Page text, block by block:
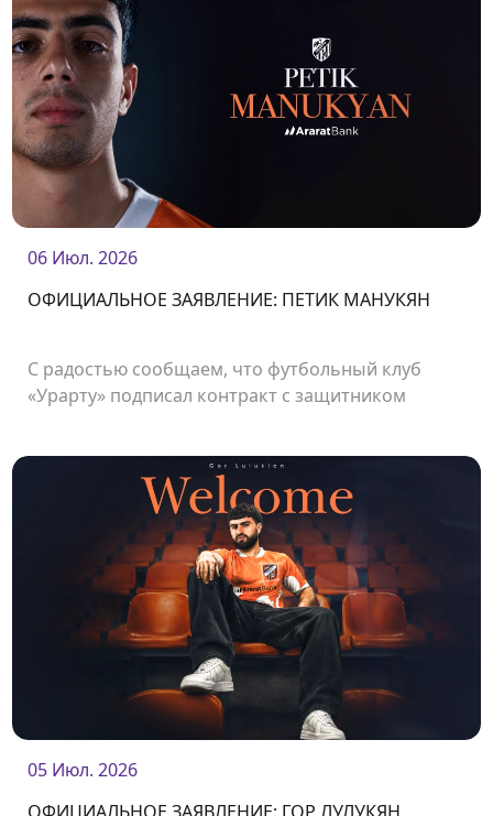
06 Июл. 2026
ОФИЦИАЛЬНОЕ ЗАЯВЛЕНИЕ: ПЕТИК МАНУКЯН
С радостью сообщаем, что футбольный клуб
«Урарту» подписал контракт с защитником
05 Июл. 2026